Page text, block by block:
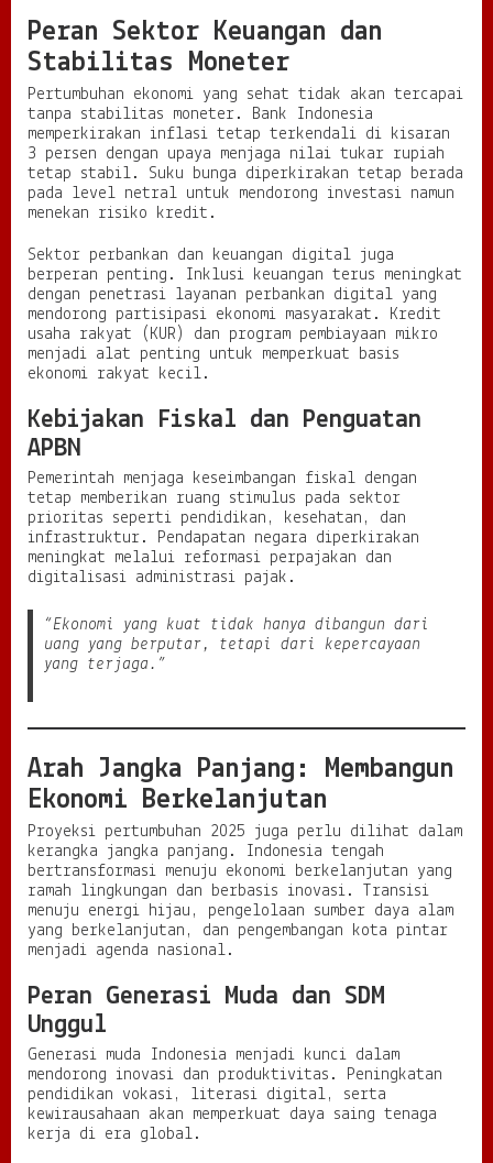
Peran Sektor Keuangan dan
Stabilitas Moneter
Pertumbuhan ekonomi yang sehat tidak akan tercapai
tanpa stabilitas moneter. Bank Indonesia
memperkirakan inflasi tetap terkendali di kisaran
3 persen dengan upaya menjaga nilai tukar rupiah
tetap stabil. Suku bunga diperkirakan tetap berada
pada level netral untuk mendorong investasi namun
menekan risiko kredit.
Sektor perbankan dan keuangan digital juga
berperan penting. Inklusi keuangan terus meningkat
dengan penetrasi layanan perbankan digital yang
mendorong partisipasi ekonomi masyarakat. Kredit
usaha rakyat (KUR) dan program pembiayaan mikro
menjadi alat penting untuk memperkuat basis
ekonomi rakyat kecil.
Kebijakan Fiskal dan Penguatan
APBN
Pemerintah menjaga keseimbangan fiskal dengan
tetap memberikan ruang stimulus pada sektor
prioritas seperti pendidikan, kesehatan, dan
infrastruktur. Pendapatan negara diperkirakan
meningkat melalui reformasi perpajakan dan
digitalisasi administrasi pajak.
“Ekonomi yang kuat tidak hanya dibangun dari
uang yang berputar, tetapi dari kepercayaan
yang terjaga.”
Arah Jangka Panjang: Membangun
Ekonomi Berkelanjutan
Proyeksi pertumbuhan 2025 juga perlu dilihat dalam
kerangka jangka panjang. Indonesia tengah
bertransformasi menuju ekonomi berkelanjutan yang
ramah lingkungan dan berbasis inovasi. Transisi
menuju energi hijau, pengelolaan sumber daya alam
yang berkelanjutan, dan pengembangan kota pintar
menjadi agenda nasional.
Peran Generasi Muda dan SDM
Unggul
Generasi muda Indonesia menjadi kunci dalam
mendorong inovasi dan produktivitas. Peningkatan
pendidikan vokasi, literasi digital, serta
kewirausahaan akan memperkuat daya saing tenaga
kerja di era global.